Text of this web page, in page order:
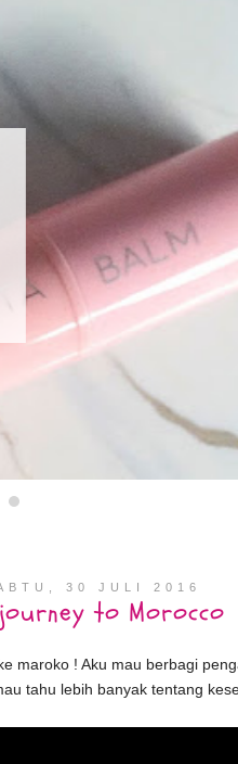
Serum Untuk
untuk exfoliate? Aku !!!
30 JULI 2016
to Morocco
maroko ! Aku mau berbagi
tahu lebih banyak tentang